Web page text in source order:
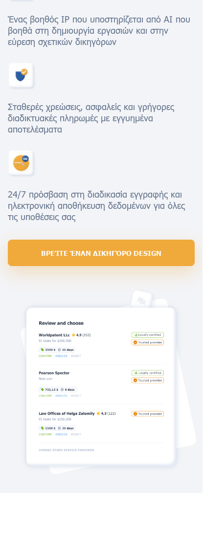
Ένας βοηθός IP που υποστηρίζεται από AI που
βοηθά στη δημιουργία εργασιών και στην
εύρεση σχετικών δικηγόρων
Σταθερές χρεώσεις, ασφαλείς και γρήγορες
διαδικτυακές πληρωμές με εγγυημένα
αποτελέσματα
24/7 πρόσβαση στη διαδικασία εγγραφής και
ηλεκτρονική αποθήκευση δεδομένων για όλες
τις υποθέσεις σας
ΒΡΕΊΤΕ ΈΝΑΝ ΔΙΚΗΓΌΡΟ DESIGN